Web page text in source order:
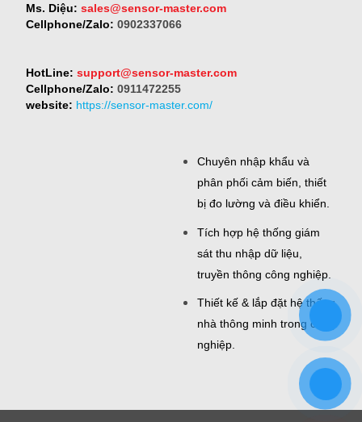
Ms. Diệu: sales@sensor-master.com
Cellphone/Zalo: 0902337066
HotLine: support@sensor-master.com
Cellphone/Zalo: 0911472255
website: https://sensor-master.com/
Chuyên nhập khẩu và
phân phối cảm biến, thiết
bị đo lường và điều khiển.
Tích hợp hệ thống giám
sát thu nhập dữ liệu,
truyền thông công nghiệp.
Thiết kế & lắp đặt hệ thống
nhà thông minh trong công
nghiệp.